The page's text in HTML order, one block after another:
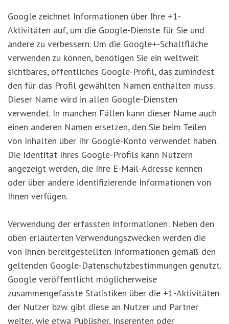
Google zeichnet Informationen über Ihre +1-
Aktivitäten auf, um die Google-Dienste für Sie und
andere zu verbessern. Um die Google+-Schaltfläche
verwenden zu können, benötigen Sie ein weltweit
sichtbares, öffentliches Google-Profil, das zumindest
den für das Profil gewählten Namen enthalten muss.
Dieser Name wird in allen Google-Diensten
verwendet. In manchen Fällen kann dieser Name auch
einen anderen Namen ersetzen, den Sie beim Teilen
von Inhalten über Ihr Google-Konto verwendet haben.
Die Identität Ihres Google-Profils kann Nutzern
angezeigt werden, die Ihre E-Mail-Adresse kennen
oder über andere identifizierende Informationen von
Ihnen verfügen.
Verwendung der erfassten Informationen: Neben den
oben erläuterten Verwendungszwecken werden die
von Ihnen bereitgestellten Informationen gemäß den
geltenden Google-Datenschutzbestimmungen genutzt.
Google veröffentlicht möglicherweise
zusammengefasste Statistiken über die +1-Aktivitäten
der Nutzer bzw. gibt diese an Nutzer und Partner
weiter, wie etwa Publisher, Inserenten oder